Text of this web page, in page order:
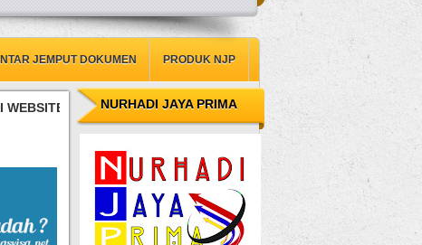
JEMPUT DOKUMEN PRODUK NJP
NURHADI JAYA PRIMA JASA PENGURUSAN LEGAL
NURHADI JAYA PRIMA